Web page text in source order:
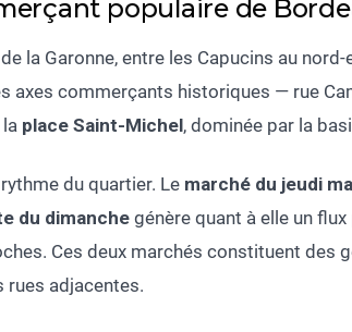
populaire de
la Garonne, entre les Capucins au
axes commerçants historiques — rue
place Saint-Michel, dominée par la
du quartier. Le marché du jeudi
du dimanche génère quant à elle un
Ces deux marchés constituent des
rues adjacentes.